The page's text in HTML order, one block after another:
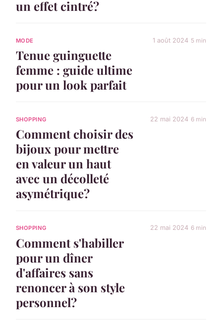
un effet cintré?
MODE
Tenue guinguette
femme : guide ultime
pour un look parfait
1 août 2024 5 min
SHOPPING
Comment choisir des
bijoux pour mettre
en valeur un haut
avec un décolleté
asymétrique?
22 mai 2024 6 min
SHOPPING
Comment s'habiller
pour un dîner
d'affaires sans
renoncer à son style
personnel?
22 mai 2024 6 min